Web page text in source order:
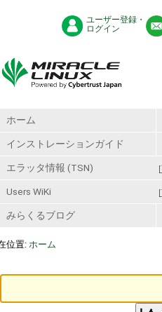
ユーザー登録・
ログイン
ホーム
インストレーションガイド
エラッタ情報 (TSN)
Users WiKi
みらくるブログ
位置: ホーム